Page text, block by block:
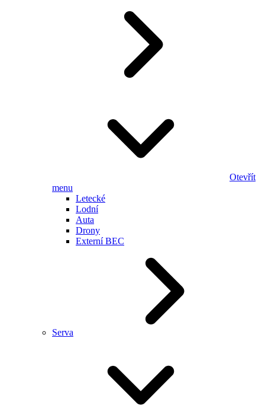
Otevřít
menu
Letecké
Lodní
Auta
Drony
Externí BEC
Serva